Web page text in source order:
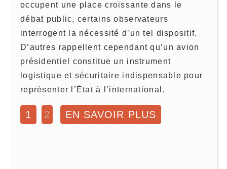
occupent une place croissante dans le
débat public, certains observateurs
interrogent la nécessité d’un tel dispositif.
D’autres rappellent cependant qu’un avion
présidentiel constitue un instrument
logistique et sécuritaire indispensable pour
représenter l’État à l’international.
1 2 EN SAVOIR PLUS